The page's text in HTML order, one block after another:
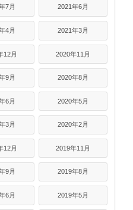
7月 2021年6月
4月 2021年3月
12月 2020年11月
9月 2020年8月
6月 2020年5月
3月 2020年2月
12月 2019年11月
9月 2019年8月
6月 2019年5月